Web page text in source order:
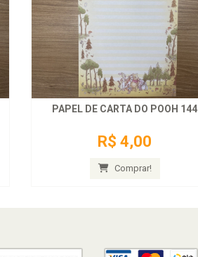
PAPEL DE CARTA DO POOH 144
R$ 4,00
Comprar!